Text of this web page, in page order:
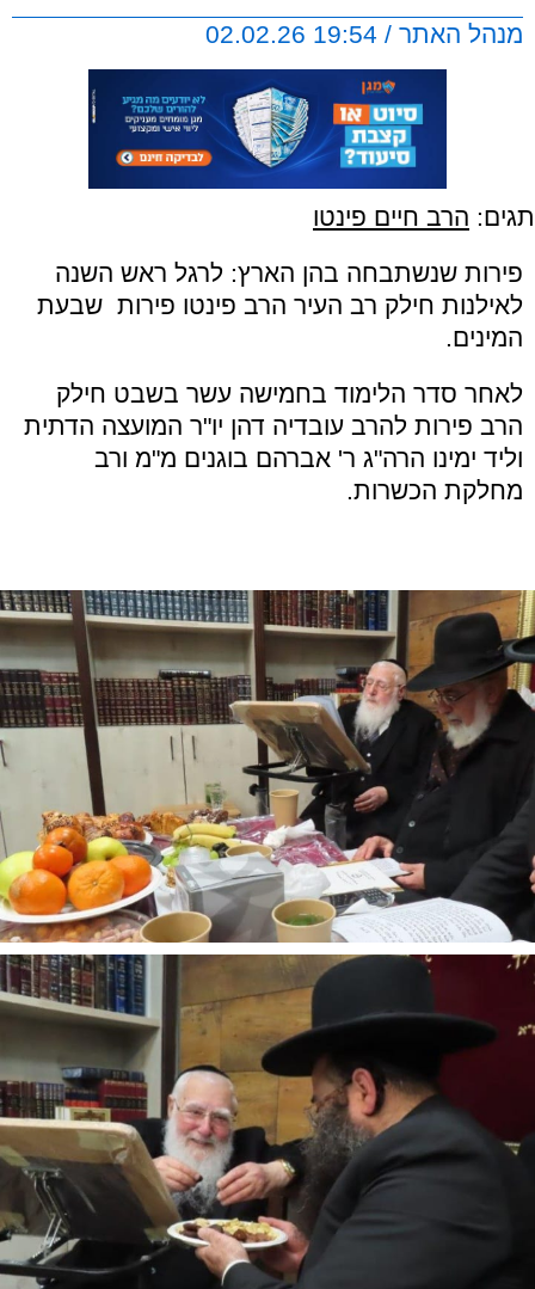
מנהל האתר / 19:54 02.02.26
תגים: הרב חיים פינטו
פירות שנשתבחה בהן הארץ: לרגל ראש השנה
לאילנות חילק רב העיר הרב פינטו פירות שבעת
המינים.
לאחר סדר הלימוד בחמישה עשר בשבט חילק
הרב פירות להרב עובדיה דהן יו"ר המועצה הדתית
וליד ימינו הרה"ג ר' אברהם בוגנים מ"מ ורב
מחלקת הכשרות.